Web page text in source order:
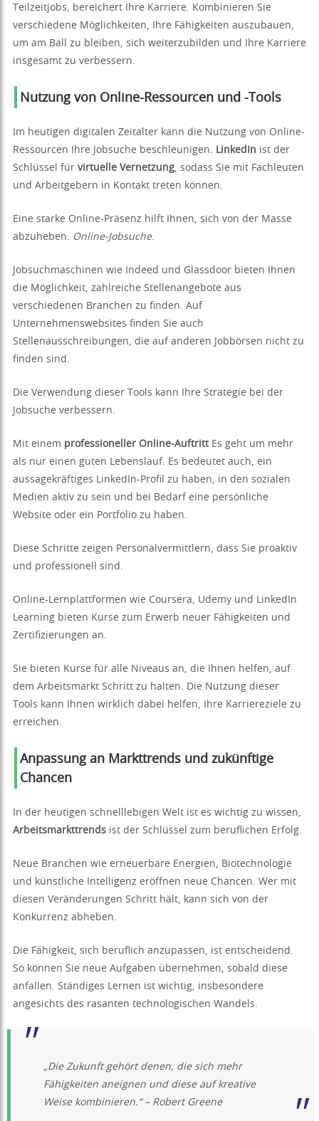
Teilzeitjobs, bereichert Ihre Karriere. Kombinieren Sie
verschiedene Möglichkeiten, Ihre Fähigkeiten auszubauen,
um am Ball zu bleiben, sich weiterzubilden und Ihre Karriere
insgesamt zu verbessern.
Nutzung von Online-Ressourcen und -Tools
Im heutigen digitalen Zeitalter kann die Nutzung von Online-
Ressourcen Ihre Jobsuche beschleunigen.
LinkedIn ist der
Schlüssel für virtuelle Vernetzung , sodass Sie mit Fachleuten
und Arbeitgebern in Kontakt treten können.
Eine starke Online-Präsenz hilft Ihnen, sich von der Masse
abzuheben.
Online-Jobsuche.
Jobsuchmaschinen wie Indeed und Glassdoor bieten Ihnen
die Möglichkeit, zahlreiche Stellenangebote aus
verschiedenen Branchen zu finden. Auf
Unternehmenswebsites finden Sie auch
Stellenausschreibungen, die auf anderen Jobbörsen nicht zu
finden sind.
Die Verwendung dieser Tools kann Ihre Strategie bei der
Jobsuche verbessern.
Mit einem professioneller Online-AuftrittEs geht um mehr
als nur einen guten Lebenslauf. Es bedeutet auch, ein
aussagekräftiges LinkedIn-Profil zu haben, in den sozialen
Medien aktiv zu sein und bei Bedarf eine persönliche
Website oder ein Portfolio zu haben.
Diese Schritte zeigen Personalvermittlern, dass Sie proaktiv
und professionell sind.
Online-Lernplattformen wie Coursera, Udemy und LinkedIn
Learning bieten Kurse zum Erwerb neuer Fähigkeiten und
Zertifizierungen an.
Sie bieten Kurse für alle Niveaus an, die Ihnen helfen, auf
dem Arbeitsmarkt Schritt zu halten. Die Nutzung dieser
Tools kann Ihnen wirklich dabei helfen, Ihre Karriereziele zu
erreichen.
Anpassung an Markttrends und zukünftige
Chancen
In der heutigen schnelllebigen Welt ist es wichtig zu wissen,
Arbeitsmarkttrends ist der Schlüssel zum beruflichen Erfolg.
Neue Branchen wie erneuerbare Energien, Biotechnologie
und künstliche Intelligenz eröffnen neue Chancen. Wer mit
diesen Veränderungen Schritt hält, kann sich von der
Konkurrenz abheben.
Die Fähigkeit, sich beruflich anzupassen, ist entscheidend.
So können Sie neue Aufgaben übernehmen, sobald diese
anfallen. Ständiges Lernen ist wichtig, insbesondere
angesichts des rasanten technologischen Wandels.
„Die Zukunft gehört denen, die sich mehr
Fähigkeiten aneignen und diese auf kreative
Weise kombinieren.“ – Robert Greene